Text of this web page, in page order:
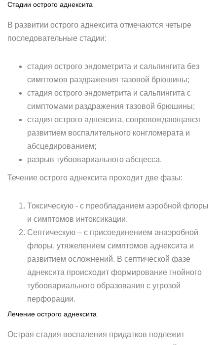
Стадии острого аднексита
В развитии острого аднексита отмечаются четыре
последовательные стадии:
стадия острого эндометрита и сальпингита без
симптомов раздражения тазовой брюшины;
стадия острого эндометрита и сальпингита с
симптомами раздражения тазовой брюшины;
стадия острого аднексита, сопровождающаяся
развитием воспалительного конгломерата и
абсцедированием;
разрыв тубоовариального абсцесса.
Течение острого аднексита проходит две фазы:
Токсическую - с преобладанием аэробной флоры
и симптомов интоксикации.
Септическую – с присоединением анаэробной
флоры, утяжелением симптомов аднексита и
развитием осложнений. В септической фазе
аднексита происходит формирование гнойного
тубоовариального образования с угрозой
перфорации.
Лечение острого аднексита
Острая стадия воспаления придатков подлежит